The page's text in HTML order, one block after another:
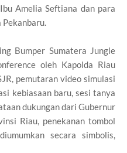
Amelia Seftiana dan para
Bumper Sumatera Jungle
oleh Kapolda Riau
pemutaran video simulasi
kebiasaan baru, sesi tanya
dukungan dari Gubernur
Riau, penekanan tombol
secara simbolis,